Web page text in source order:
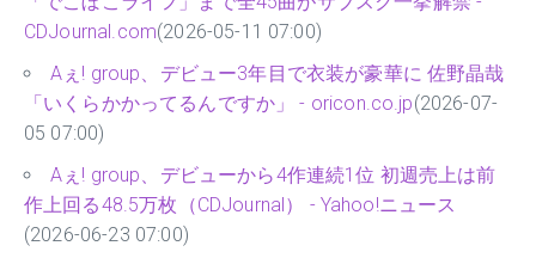
CDJournal.com(2026-05-11 07:00)
Aぇ! group、デビュー3年目で衣装が豪華に 佐野晶哉
「いくらかかってるんですか」 - oricon.co.jp(2026-07-
05 07:00)
Aぇ! group、デビューから4作連続1位 初週売上は前
作上回る48.5万枚（CDJournal） - Yahoo!ニュース
(2026-06-23 07:00)